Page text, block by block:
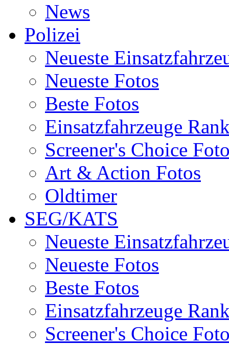
News
Polizei
Neueste
Neueste Fotos
Beste Fotos
Einsatzfahrzeuge
Screener's Choice
Art & Action Fotos
Oldtimer
SEG/KATS
Neueste
Neueste Fotos
Beste Fotos
Einsatzfahrzeuge
Screener's Choice